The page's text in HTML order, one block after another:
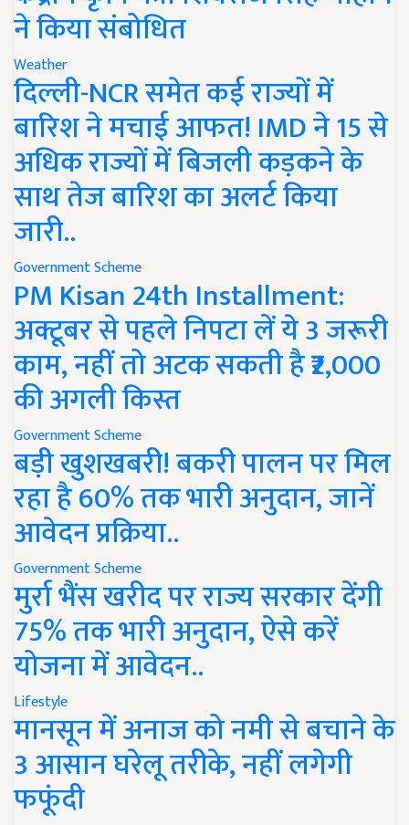
ने किया संबोधित
Weather
दिल्ली-NCR समेत कई राज्यों में
बारिश ने मचाई आफत! IMD ने 15 से
अधिक राज्यों में बिजली कड़कने के
साथ तेज बारिश का अलर्ट किया
जारी..
Government Scheme
PM Kisan 24th Installment:
अक्टूबर से पहले निपटा लें ये 3 जरूरी
काम, नहीं तो अटक सकती है ₹2,000
की अगली किस्त
Government Scheme
बड़ी खुशखबरी! बकरी पालन पर मिल
रहा है 60% तक भारी अनुदान, जानें
आवेदन प्रक्रिया..
Government Scheme
मुर्रा भैंस खरीद पर राज्य सरकार देंगी
75% तक भारी अनुदान, ऐसे करें
योजना में आवेदन..
Lifestyle
मानसून में अनाज को नमी से बचाने के
3 आसान घरेलू तरीके, नहीं लगेगी
फफूंदी